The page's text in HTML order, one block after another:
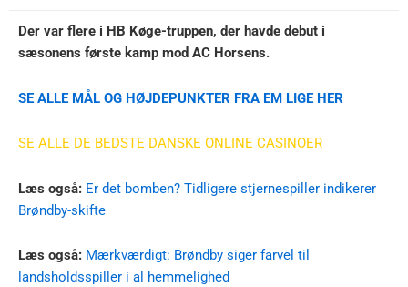
Der var flere i HB Køge-truppen, der havde debut i
sæsonens første kamp mod AC Horsens.
SE ALLE MÅL OG HØJDEPUNKTER FRA EM LIGE HER
SE ALLE DE BEDSTE DANSKE ONLINE CASINOER
Læs også: Er det bomben? Tidligere stjernespiller indikerer
Brøndby-skifte
Læs også: Mærkværdigt: Brøndby siger farvel til
landsholdsspiller i al hemmelighed